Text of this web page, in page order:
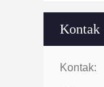
Kontak
Kontak: